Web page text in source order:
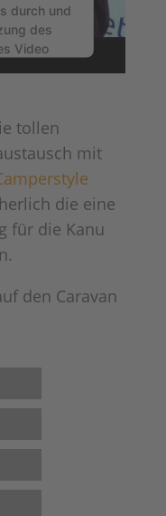
durch und
des
Video
Consent
tollen
mit
die eine
für die Kanu
den Caravan